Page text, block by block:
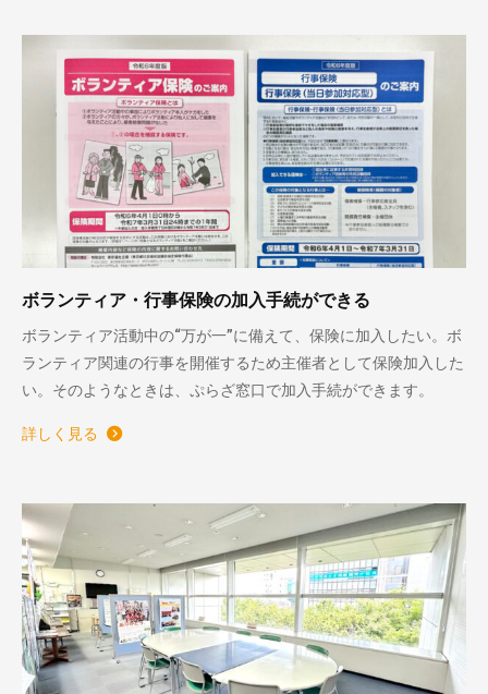
ボランティア・行事保険の加入手続ができる
ボランティア活動中の“万が一”に備えて、保険に加入したい。ボ
ランティア関連の行事を開催するため主催者として保険加入した
い。そのようなときは、ぷらざ窓口で加入手続ができます。
詳しく見る